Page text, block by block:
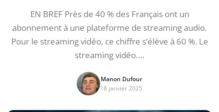
EN BREF Près de 40 % des Français ont un
abonnement à une plateforme de streaming audio.
Pour le streaming vidéo, ce chiffre s’élève à 60 %. Le
streaming vidéo….
Manon Dufour
18 janvier 2025